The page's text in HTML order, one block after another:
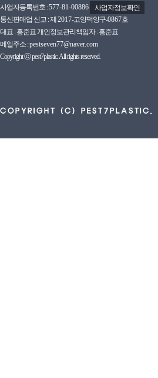
사업자등록번호 :577-81-00886
사업자정보확인
통신판매업 신고 : 제 2017-고양덕양구-0867호
대표 : 홍준표 개인정보관리책임자 : 홍준표
메일주소 :pestseven77@naver.com
Copyright ⓒ pest7plastic. All rights reserved.